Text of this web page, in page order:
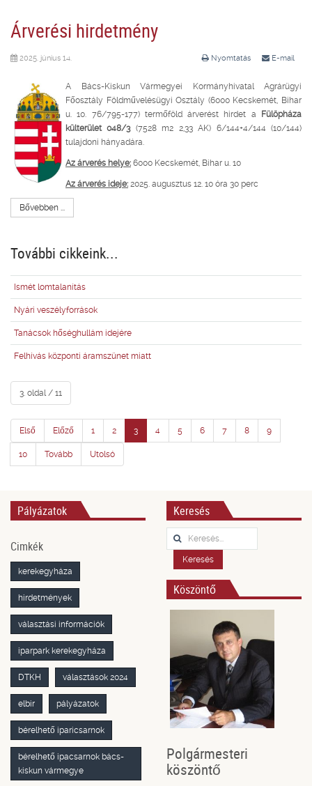
Árverési hirdetmény
Nyomtatás E-mail
2025. június 14.
A Bács-Kiskun Vármegyei Kormányhivatal Agrárügyi
Főosztály Földművelésügyi Osztály (6000 Kecskemét, Bihar
u. 10. 76/795-177) termőföld árverést hirdet a
Fülöpháza
külterület 048/3(7528 m2 2,33 AK) 6/144+4/144 (10/144)
tulajdoni hányadára.
Az árverés helye: 6000 Kecskemét, Bihar u. 10
Az árverés ideje: 2025. augusztus 12. 10 óra 30 perc
Bővebben ...
További cikkeink...
Ismét lomtalanítás
Nyári veszélyforrások
Tanácsok hőséghullám idejére
Felhívás központi áramszünet miatt
3. oldal / 11
Első Előző 1 2 3 4 5 6 7 8 9
10 Tovább Utolsó
Pályázatok
Cimkék
kerekegyháza
hirdetmények
választási információk
iparpark kerekegyháza
DTKH választások 2024
elbir pályázatok
bérelhető iparicsarnok
bérelhető ipacsarnok bács-
kiskun vármegye
Keresés
Keresés...
Keresés
Köszöntő
Polgármesteri
köszöntő